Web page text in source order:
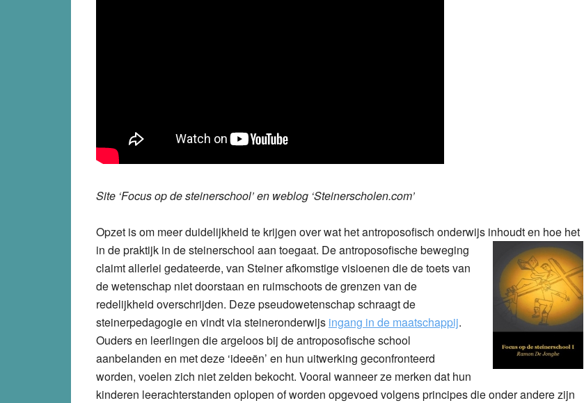
Site ‘Focus op de steinerschool’ en weblog ‘Steinerscholen.com’
Opzet is om meer duidelijkheid te krijgen over wat het antroposofisch onderwijs inhoudt en hoe het
in de praktijk in de steinerschool aan toegaat. De antroposofische beweging
claimt allerlei gedateerde, van Steiner afkomstige visioenen die de toets van
de wetenschap niet doorstaan en ruimschoots de grenzen van de
redelijkheid overschrijden. Deze pseudowetenschap schraagt de
steinerpedagogie en vindt via steineronderwijs ingang in de maatschappij.
Ouders en leerlingen die argeloos bij de antroposofische school
aanbelanden en met deze ‘ideeën’ en hun uitwerking geconfronteerd
worden, voelen zich niet zelden bekocht. Vooral wanneer ze merken dat hun
kinderen leerachterstanden oplopen of worden opgevoed volgens principes die onder andere zijn